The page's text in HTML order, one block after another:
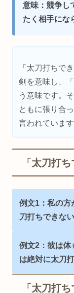
意味：競争し
たく相手にな
「太刀打ちで
剣を意味し、
う意味です。
ともに張り合
言われています
「太刀打
例文1：私の方
刀打ちできない
例文2：彼は体
は絶対に太刀
「太刀打